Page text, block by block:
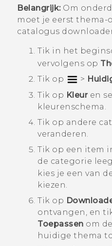
Belangrijk:Om
moet je eerst thema-
catalogus
Tik in het
vervolgens op
Tik op
>
Tik op Kleuren
kleurenschema.
Tik op andere
veranderen.
Tik op een item
de categorie
kies je een van
kiezen.
Tik op
ontvangen, en
Toepassen om
huidige thema